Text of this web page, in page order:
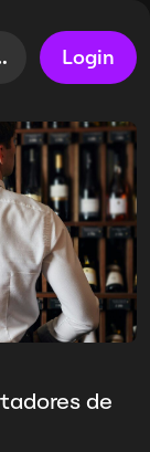
Login
de